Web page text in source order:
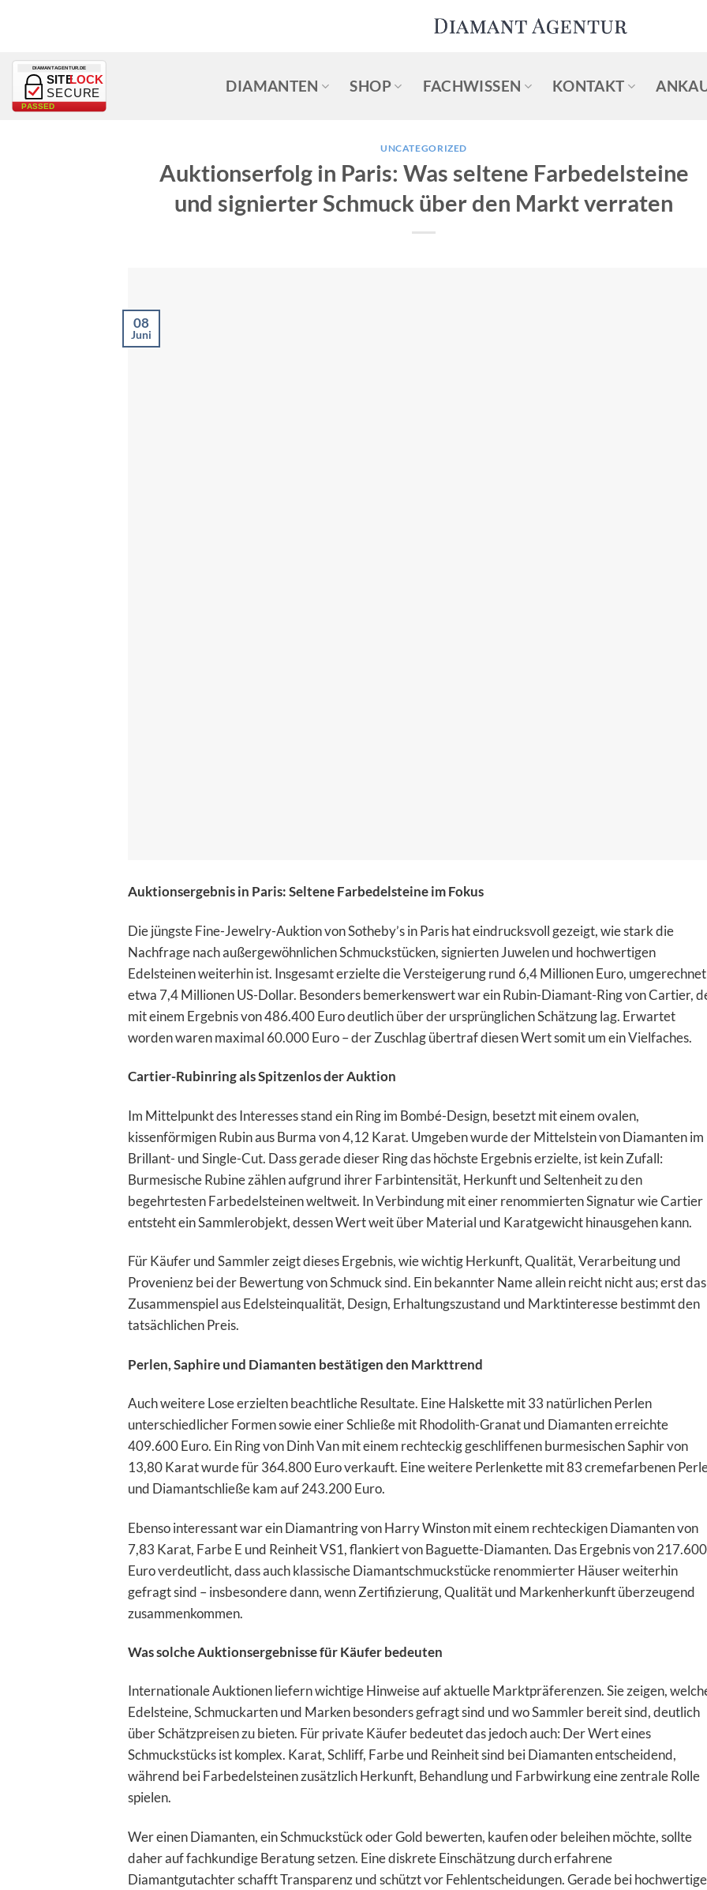
DIAMANTAGENTUR.DE
SITELOCK
SECURE
PASSED
DIAMANTEN SHOP FACHWISSEN KONTAKT
UNCATEGORIZED
Auktionserfolg in Paris: Was seltene Farbedelsteine
und signierter Schmuck über den Markt verraten
08
Juni
Auktionsergebnis in Paris: Seltene Farbedelsteine im Fokus
Die jüngste Fine-Jewelry-Auktion von Sotheby’s in Paris hat eindrucksvoll gezeigt, wie stark die
Nachfrage nach außergewöhnlichen Schmuckstücken, signierten Juwelen und hochwertigen
Edelsteinen weiterhin ist. Insgesamt erzielte die Versteigerung rund 6,4 Millionen Euro, umgerechnet
etwa 7,4 Millionen US-Dollar. Besonders bemerkenswert war ein Rubin-Diamant-Ring von Cartier,
mit einem Ergebnis von 486.400 Euro deutlich über der ursprünglichen Schätzung lag. Erwartet
worden waren maximal 60.000 Euro – der Zuschlag übertraf diesen Wert somit um ein Vielfaches.
Cartier-Rubinring als Spitzenlos der Auktion
Im Mittelpunkt des Interesses stand ein Ring im Bombé-Design, besetzt mit einem ovalen,
kissenförmigen Rubin aus Burma von 4,12 Karat. Umgeben wurde der Mittelstein von Diamanten im
Brillant- und Single-Cut. Dass gerade dieser Ring das höchste Ergebnis erzielte, ist kein Zufall:
Burmesische Rubine zählen aufgrund ihrer Farbintensität, Herkunft und Seltenheit zu den
begehrtesten Farbedelsteinen weltweit. In Verbindung mit einer renommierten Signatur wie Cartier
entsteht ein Sammlerobjekt, dessen Wert weit über Material und Karatgewicht hinausgehen kann.
Für Käufer und Sammler zeigt dieses Ergebnis, wie wichtig Herkunft, Qualität, Verarbeitung und
Provenienz bei der Bewertung von Schmuck sind. Ein bekannter Name allein reicht nicht aus; erst das
Zusammenspiel aus Edelsteinqualität, Design, Erhaltungszustand und Marktinteresse bestimmt den
tatsächlichen Preis.
Perlen, Saphire und Diamanten bestätigen den Markttrend
Auch weitere Lose erzielten beachtliche Resultate. Eine Halskette mit 33 natürlichen Perlen
unterschiedlicher Formen sowie einer Schließe mit Rhodolith-Granat und Diamanten erreichte
409.600 Euro. Ein Ring von Dinh Van mit einem rechteckig geschliffenen burmesischen Saphir von
13,80 Karat wurde für 364.800 Euro verkauft. Eine weitere Perlenkette mit 83 cremefarbenen
und Diamantschließe kam auf 243.200 Euro.
Ebenso interessant war ein Diamantring von Harry Winston mit einem rechteckigen Diamanten von
7,83 Karat, Farbe E und Reinheit VS1, flankiert von Baguette-Diamanten. Das Ergebnis von 217.600
Euro verdeutlicht, dass auch klassische Diamantschmuckstücke renommierter Häuser weiterhin
gefragt sind – insbesondere dann, wenn Zertifizierung, Qualität und Markenherkunft überzeugend
zusammenkommen.
Was solche Auktionsergebnisse für Käufer bedeuten
Internationale Auktionen liefern wichtige Hinweise auf aktuelle Marktpräferenzen. Sie zeigen,
Edelsteine, Schmuckarten und Marken besonders gefragt sind und wo Sammler bereit sind, deutlich
über Schätzpreisen zu bieten. Für private Käufer bedeutet das jedoch auch: Der Wert eines
Schmuckstücks ist komplex. Karat, Schliff, Farbe und Reinheit sind bei Diamanten entscheidend,
während bei Farbedelsteinen zusätzlich Herkunft, Behandlung und Farbwirkung eine zentrale Rolle
spielen.
Wer einen Diamanten, ein Schmuckstück oder Gold bewerten, kaufen oder beleihen möchte, sollte
daher auf fachkundige Beratung setzen. Eine diskrete Einschätzung durch erfahrene
Diamantgutachter schafft Transparenz und schützt vor Fehlentscheidungen. Gerade bei